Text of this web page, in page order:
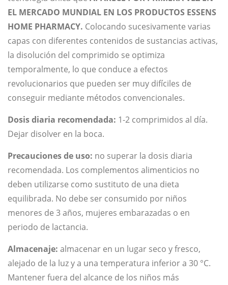
EL MERCADO MUNDIAL EN LOS PRODUCTOS ESSENS
HOME PHARMACY. Colocando sucesivamente varias
capas con diferentes contenidos de sustancias activas,
la disolución del comprimido se optimiza
temporalmente, lo que conduce a efectos
revolucionarios que pueden ser muy difíciles de
conseguir mediante métodos convencionales.
Dosis diaria recomendada: 1-2 comprimidos al día.
Dejar disolver en la boca.
Precauciones de uso: no superar la dosis diaria
recomendada. Los complementos alimenticios no
deben utilizarse como sustituto de una dieta
equilibrada. No debe ser consumido por niños
menores de 3 años, mujeres embarazadas o en
periodo de lactancia.
Almacenaje: almacenar en un lugar seco y fresco,
alejado de la luz y a una temperatura inferior a 30 °C.
Mantener fuera del alcance de los niños más